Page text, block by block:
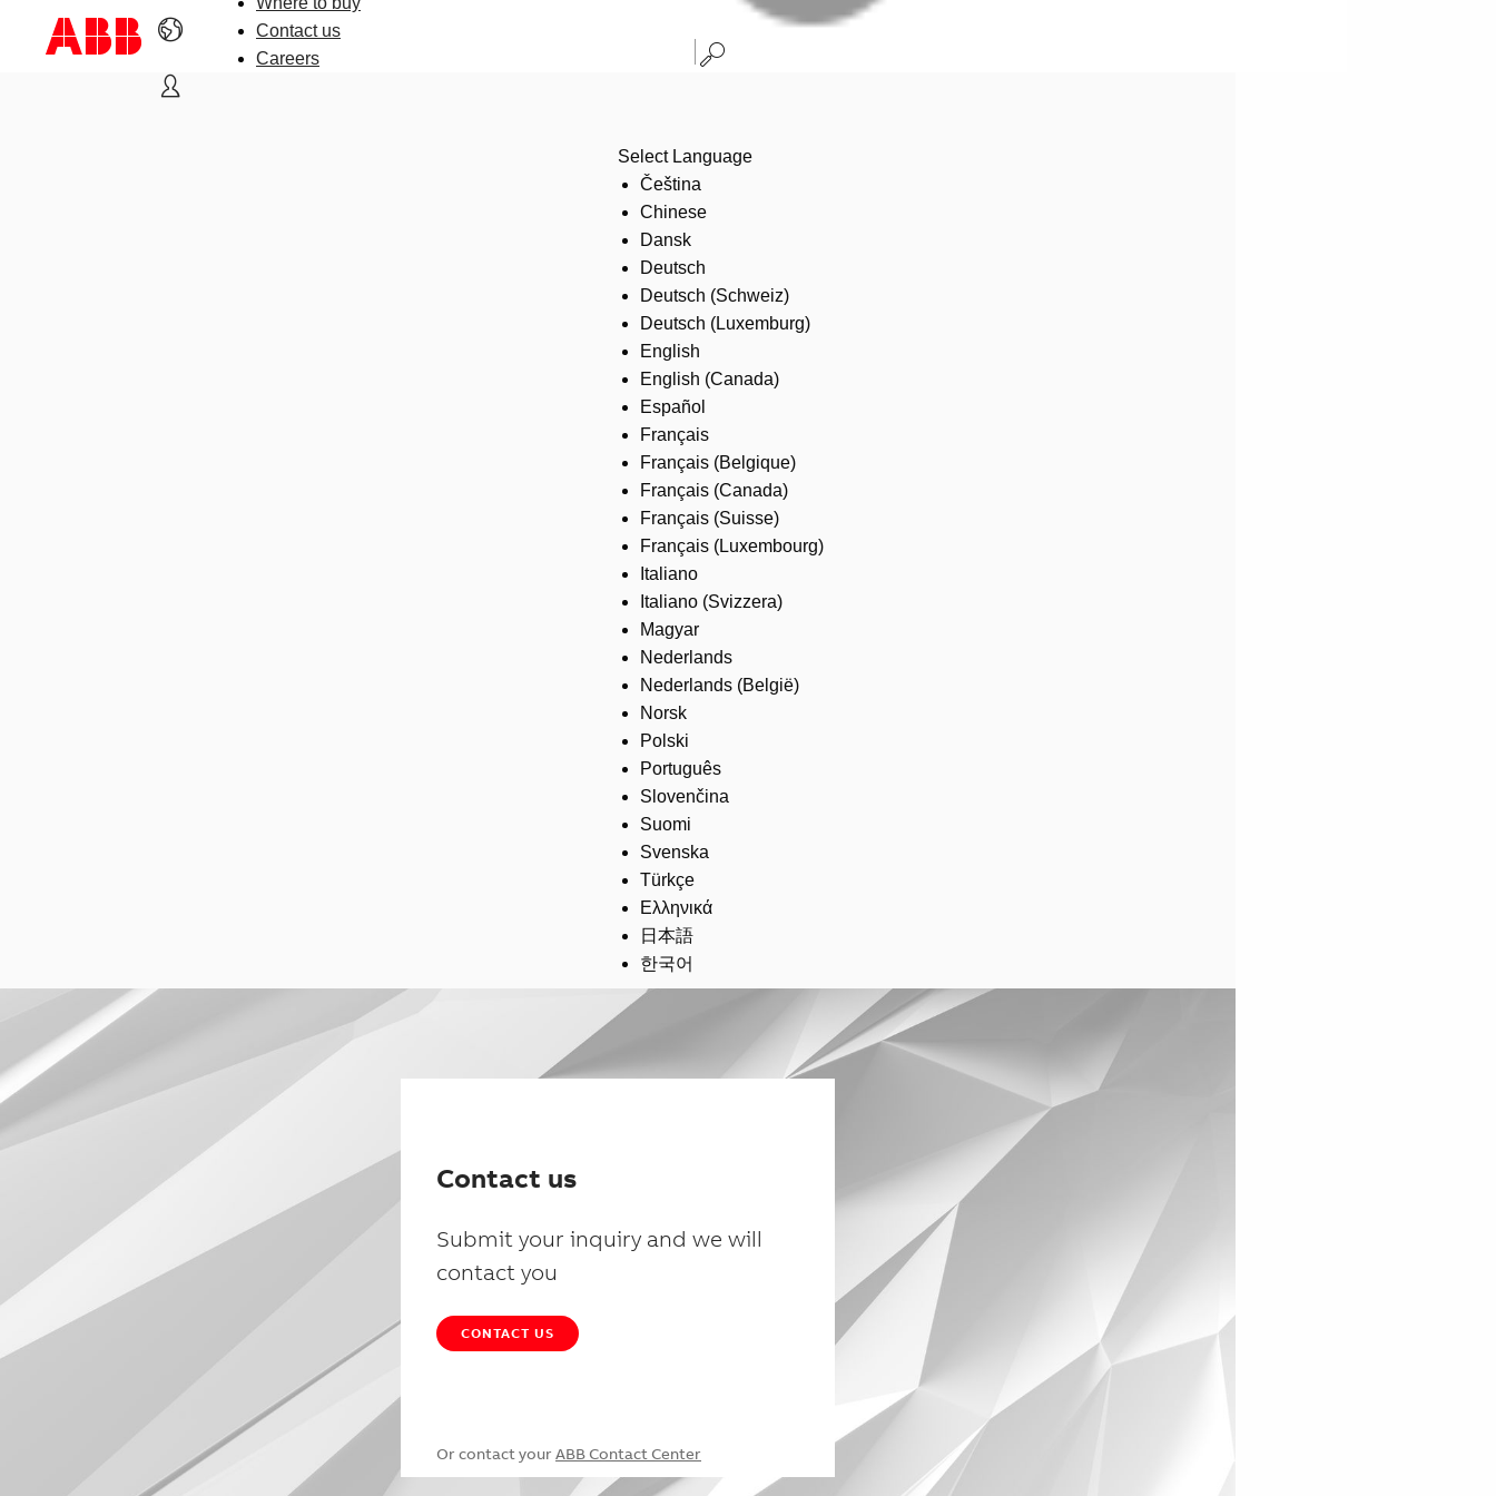
Contact us
Careers
Select Language
Čeština
Chinese
Dansk
Deutsch
Deutsch (Schweiz)
Deutsch (Luxemburg)
English
English (Canada)
Español
Français
Français (Belgique)
Français (Canada)
Français (Suisse)
Français (Luxembourg)
Italiano
Italiano (Svizzera)
Magyar
Nederlands
Nederlands (België)
Norsk
Polski
Português
Slovenčina
Suomi
Svenska
Türkçe
Ελληνικά
日本語
한국어
Contact us
Submit your inquiry and we will
contact you
CONTACT US
Or contact your ABB Contact Center